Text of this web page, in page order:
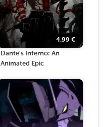
4.99 €
Dante's Inferno: An
Animated Epic